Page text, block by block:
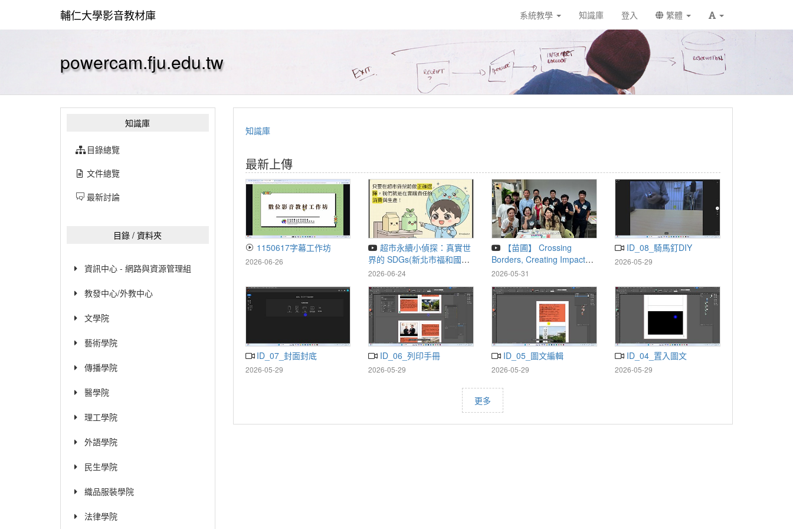
輔仁大學影音教材庫 系統教學 知識庫 登入 繁體
powercam.fju.edu.tw
知識庫
目錄總覽
文件總覽
最新討論
目錄 / 資料夾
資訊中心 - 網路與資源管理組
教發中心/外教中心
文學院
藝術學院
傳播學院
醫學院
理工學院
外語學院
民生學院
織品服裝學院
法律學院
知識庫
最新上傳
1150617字幕工作坊
2026-06-26
界的 SDGs(新北市福和國中
永續教育的探究與實作)
2026-06-24
Borders, Creating Impact：
跨域共創成果展松山文創園
2026-05-31
ID_08_騎馬釘DIY
2026-05-29
ID_07_封面封底
2026-05-29
ID_06_列印手冊
2026-05-29
ID_05_圖文編輯
2026-05-29
ID_04_置入圖文
2026-05-29
更多